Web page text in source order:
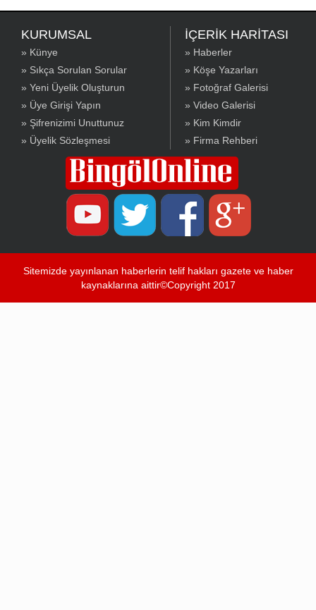
KURUMSAL
» Künye
» Sıkça Sorulan Sorular
» Yeni Üyelik Oluşturun
» Üye Girişi Yapın
» Şifrenizimi Unuttunuz
» Üyelik Sözleşmesi
İÇERİK HARİTASI
» Haberler
» Köşe Yazarları
» Fotoğraf Galerisi
» Video Galerisi
» Kim Kimdir
» Firma Rehberi
Sitemizde yayınlanan haberlerin telif hakları gazete ve haber
kaynaklarına aittir©Copyright 2017